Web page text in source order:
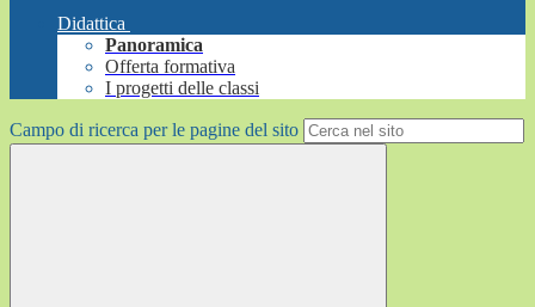
Didattica
Panoramica
Offerta formativa
I progetti delle classi
Campo di ricerca per le pagine del sito